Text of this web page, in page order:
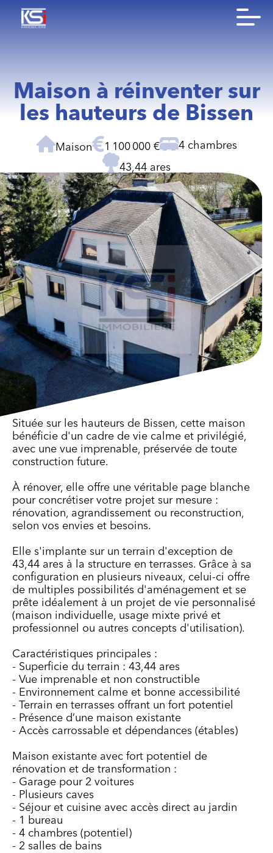
Maison à réinventer sur
les hauteurs de Bissen
Maison 1 100 000 €
4 chambres
43,44 ares
Située sur les hauteurs de Bissen, cette maison
bénéficie d'un cadre de vie calme et privilégié,
avec une vue imprenable, préservée de toute
construction future.
À rénover, elle offre une véritable page blanche
pour concrétiser votre projet sur mesure :
rénovation, agrandissement ou reconstruction,
selon vos envies et besoins.
Elle s'implante sur un terrain d'exception de
43,44 ares à la structure en terrasses. Grâce à sa
configuration en plusieurs niveaux, celui-ci offre
de multiples possibilités d'aménagement et se
prête idéalement à un projet de vie personnalisé
(maison individuelle, usage mixte privé et
professionnel ou autres concepts d'utilisation).
Caractéristiques principales :
- Superficie du terrain : 43,44 ares
- Vue imprenable et non constructible
- Environnement calme et bonne accessibilité
- Terrain en terrasses offrant un fort potentiel
- Présence d’une maison existante
- Accès carrossable et dépendances (étables)
Maison existante avec fort potentiel de
rénovation et de transformation :
- Garage pour 2 voitures
- Plusieurs caves
- Séjour et cuisine avec accès direct au jardin
- 1 bureau
- 4 chambres (potentiel)
- 2 salles de bains